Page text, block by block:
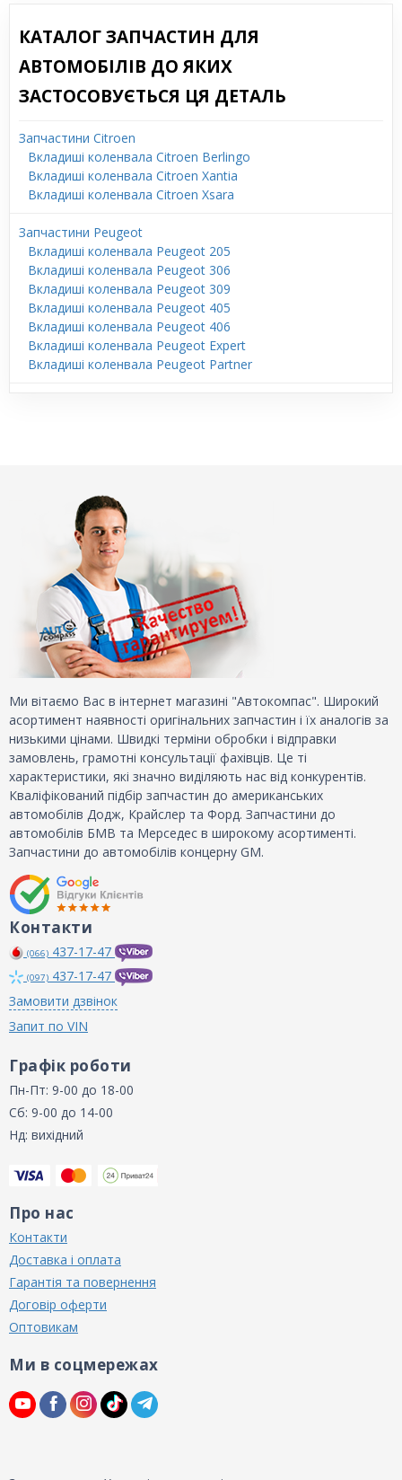
КАТАЛОГ ЗАПЧАСТИН ДЛЯ
АВТОМОБІЛІВ ДО ЯКИХ
ЗАСТОСОВУЄТЬСЯ ЦЯ ДЕТАЛЬ
Запчастини Citroen
Вкладиші коленвала Citroen Berlingo
Вкладиші коленвала Citroen Xantia
Вкладиші коленвала Citroen Xsara
Запчастини Peugeot
Вкладиші коленвала Peugeot 205
Вкладиші коленвала Peugeot 306
Вкладиші коленвала Peugeot 309
Вкладиші коленвала Peugeot 405
Вкладиші коленвала Peugeot 406
Вкладиші коленвала Peugeot Expert
Вкладиші коленвала Peugeot Partner
Ми вітаємо Вас в інтернет магазині "Автокомпас". Широкий
асортимент наявності оригінальних запчастин і їх аналогів за
низькими цінами. Швидкі терміни обробки і відправки
замовлень, грамотні консультації фахівців. Це ті
характеристики, які значно виділяють нас від конкурентів.
Кваліфікований підбір запчастин до американських
автомобілів Додж, Крайслер та Форд. Запчастини до
автомобілів БМВ та Мерседес в широкому асортименті.
Запчастини до автомобілів концерну GM.
Контакти
(066) 437-17-47
(097) 437-17-47
Замовити дзвінок
Запит по VIN
Графік роботи
Пн-Пт: 9-00 до 18-00
Сб: 9-00 до 14-00
Нд: вихідний
Про нас
Контакти
Доставка і оплата
Гарантія та повернення
Договір оферти
Оптовикам
Ми в соцмережах